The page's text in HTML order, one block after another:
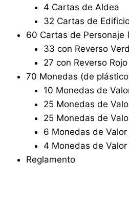
4 Cartas de Aldea
32 Cartas de
60 Cartas de Personaje
33 con Reverso
27 con Reverso Rojo
70 Monedas (de
10 Monedas de
25 Monedas de
25 Monedas de
6 Monedas de Valor
4 Monedas de Valor
Reglamento